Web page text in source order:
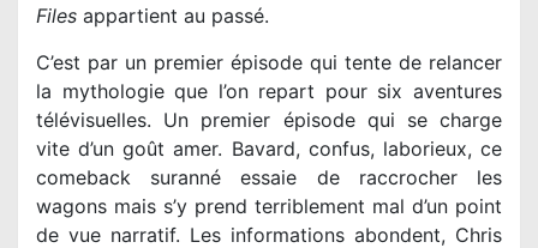
Files appartient au passé.
C’est par un premier épisode qui tente de relancer
la mythologie que l’on repart pour six aventures
télévisuelles. Un premier épisode qui se charge
vite d’un goût amer. Bavard, confus, laborieux, ce
comeback suranné essaie de raccrocher les
wagons mais s’y prend terriblement mal d’un point
de vue narratif. Les informations abondent, Chris